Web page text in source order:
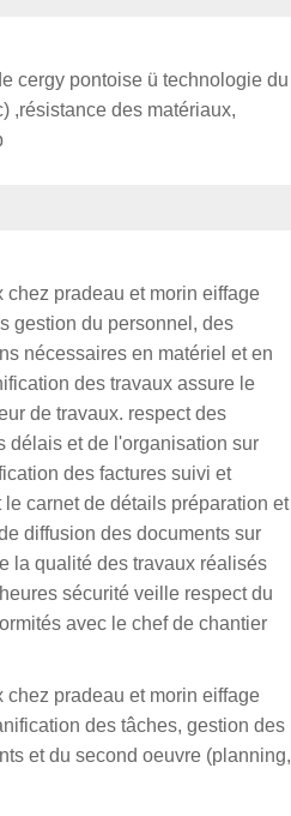
cergy pontoise ü technologie du
,résistance des matériaux,
pradeau et morin eiffage
gestion du personnel, des
nécessaires en matériel et en
des travaux assure le
de travaux. respect des
délais et de l'organisation sur
des factures suivi et
carnet de détails préparation et
diffusion des documents sur
la qualité des travaux réalisés
sécurité veille respect du
avec le chef de chantier
pradeau et morin eiffage
des tâches, gestion des
et du second oeuvre (planning,